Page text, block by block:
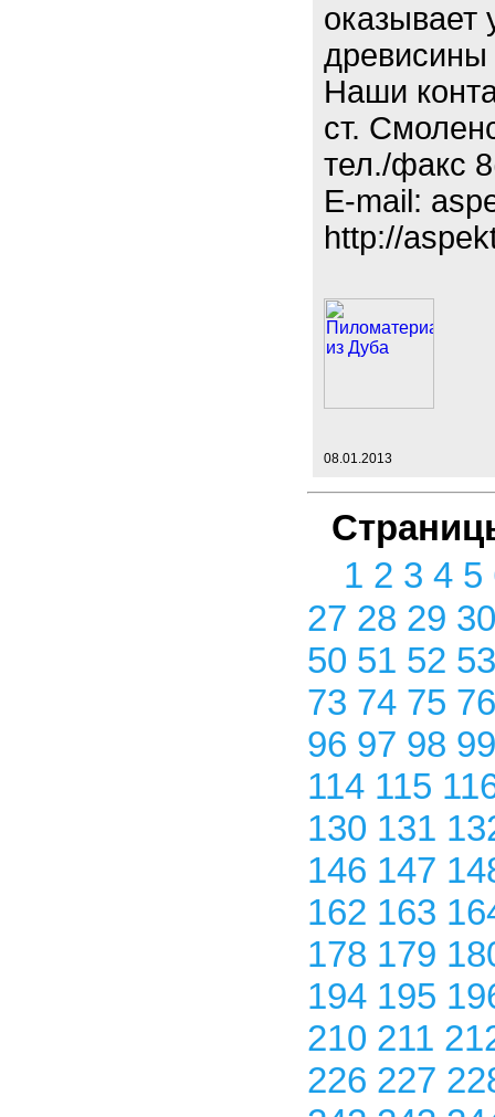
оказывает
древисины
Наши
ст.
тел./факс
E-mail:
http://
08.01.2013
1 2 3 4 5
27 28 29
50 51 52
73 74 75
96 97 98
114 115
130 131
146 147
162 163
178 179
194 195
210 211
226 227